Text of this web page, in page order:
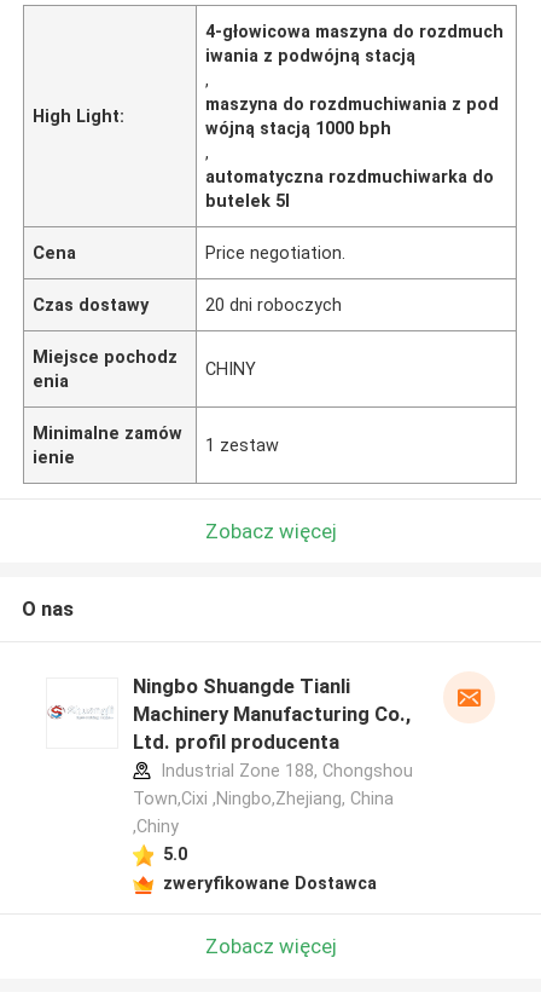
High Light:
4-głowicowa maszyna do rozdmuch
iwania z podwójną stacją
,
maszyna do rozdmuchiwania z pod
wójną stacją 1000 bph
,
automatyczna rozdmuchiwarka do
butelek 5l
Cena Price negotiation.
Czas dostawy 20 dni roboczych
Miejsce pochodz
enia
CHINY
Minimalne zamów
ienie
1 zestaw
Zobacz więcej
O nas
Ningbo Shuangde Tianli
Machinery Manufacturing Co.,
Ltd. profil producenta
Industrial Zone 188, Chongshou
Town,Cixi ,Ningbo,Zhejiang, China
,Chiny
5.0
zweryfikowane Dostawca
Zobacz więcej